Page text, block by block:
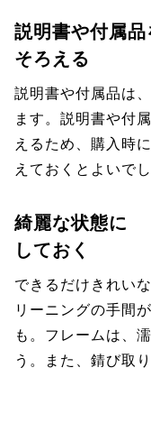
説明書や付属品
そろえる
説明書や付属品は
ます。説明書や付
えるため、購入時
えておくとよいでし
綺麗な状態に
しておく
できるだけきれい
リーニングの手間
も。フレームは、
う。また、錆び取